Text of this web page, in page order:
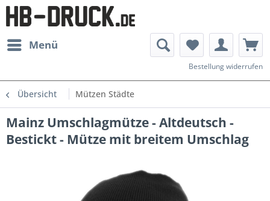
Menü
Bestellung widerrufen
Übersicht Mützen Städte
Mainz Umschlagmütze - Altdeutsch -
Bestickt - Mütze mit breitem Umschlag